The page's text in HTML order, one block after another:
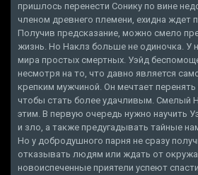
пришлось перенести Сонику по вине
членом древнего племени, ехидна ждет
Получив предсказание, можно смело
жизнь. Но Наклз больше не одиночка. У
мира простых смертных. Уэйд
несмотря на то, что давно является
крепким мужчиной. Он мечтает
чтобы стать более удачливым. Смелый
этим. В первую очередь нужно научить
и зло, а также предугадывать тайные
Но у добродушного парня не сразу
отказывать людям или ждать от
новоиспеченные приятели успеют